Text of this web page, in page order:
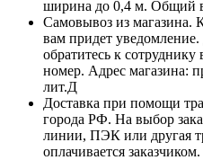
ширина до 0,4 м. Общий
Самовывоз из магазина.
вам придет уведомление.
обратитесь к сотруднику
номер. Адрес магазина:
лит.Д
Доставка при помощи
города РФ. На выбор
линии, ПЭК или другая
оплачивается заказчиком.